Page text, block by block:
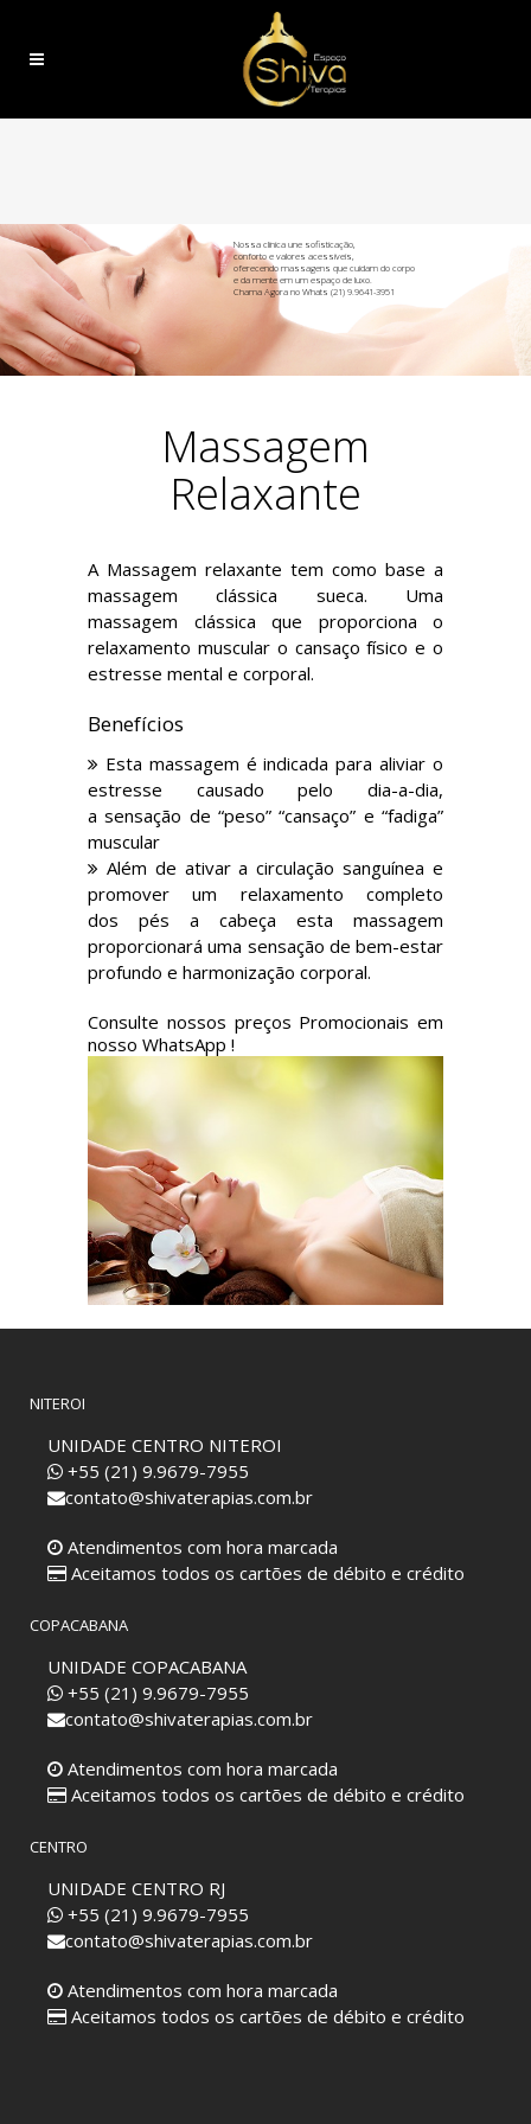
Nossa clínica une sofisticação,
conforto e valores acessíveis,
oferecendo massagens que cuidam do corpo
e da mente em um espaço de luxo.
Chama Agora no Whats (21) 9.9641-3951
Massagem
Relaxante
A Massagem relaxante tem como base a
massagem clássica sueca. Uma
massagem clássica que proporciona o
relaxamento muscular o cansaço físico e o
estresse mental e corporal.
Benefícios
Esta massagem é indicada para aliviar o
estresse causado pelo dia-a-dia,
a sensação de “peso” “cansaço” e “fadiga”
muscular
Além de ativar a circulação sanguínea e
promover um relaxamento completo
dos pés a cabeça esta massagem
proporcionará uma sensação de bem-estar
profundo e harmonização corporal.
Consulte nossos preços Promocionais em
nosso WhatsApp !
NITEROI
UNIDADE CENTRO NITEROI
+55 (21) 9.9679-7955
contato@shivaterapias.com.br
Atendimentos com hora marcada
Aceitamos todos os cartões de débito e crédito
COPACABANA
UNIDADE COPACABANA
+55 (21) 9.9679-7955
contato@shivaterapias.com.br
Atendimentos com hora marcada
Aceitamos todos os cartões de débito e crédito
CENTRO
UNIDADE CENTRO RJ
+55 (21) 9.9679-7955
contato@shivaterapias.com.br
Atendimentos com hora marcada
Aceitamos todos os cartões de débito e crédito